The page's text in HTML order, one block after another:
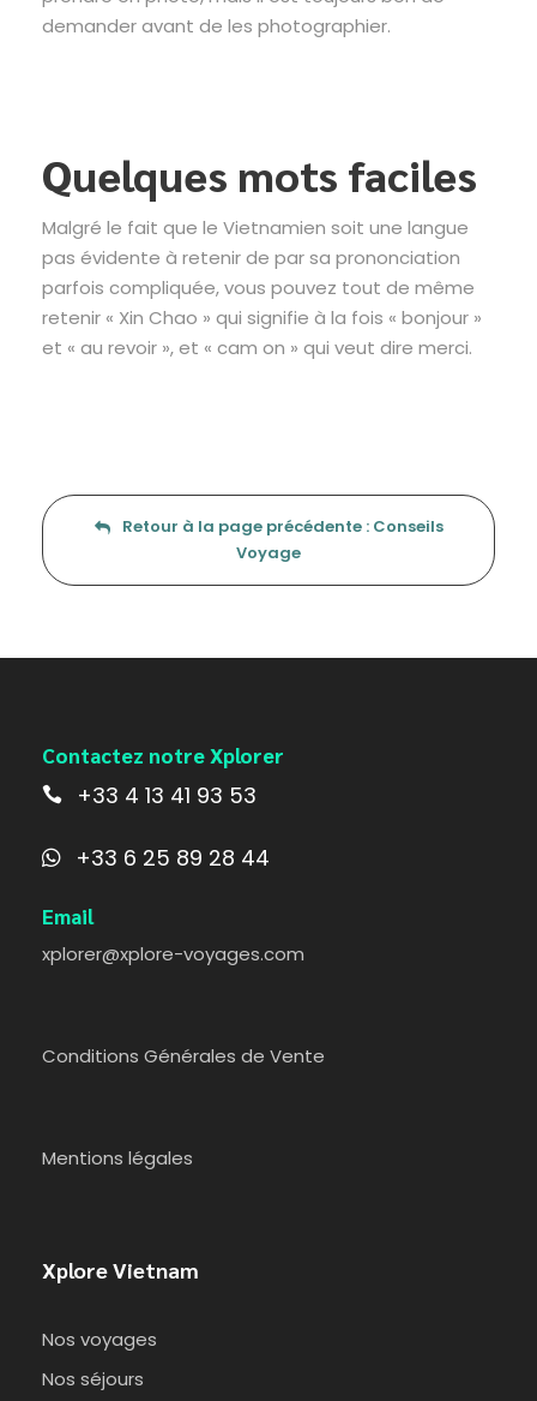
demander avant de les photographier.
Quelques mots faciles
Malgré le fait que le Vietnamien soit une langue
pas évidente à retenir de par sa prononciation
parfois compliquée, vous pouvez tout de même
retenir « Xin Chao » qui signifie à la fois « bonjour »
et « au revoir », et « cam on » qui veut dire merci.
Retour à la page précédente : Conseils
Voyage
Contactez notre Xplorer
+33 4 13 41 93 53
+33 6 25 89 28 44
Email
xplorer@xplore-voyages.com
Conditions Générales de Vente
Mentions légales
Xplore Vietnam
Nos voyages
Nos séjours